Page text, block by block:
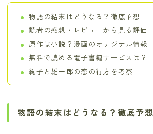
物語の結末はどうなる？徹底予想
読者の感想・レビューから見る評価
原作は小説？漫画のオリジナル情報
無料で読める電子書籍サービスは？
絢子と雄一郎の恋の行方を考察
物語の結末はどうなる？徹底予想